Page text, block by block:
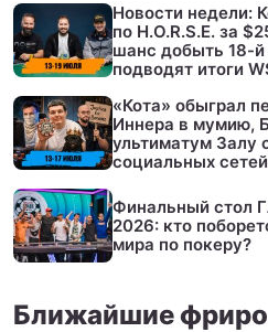
Новости недели:
по H.O.R.S.E. за
шанс добыть 18-й
подводят итоги
«Кота» обыграл
Иннера в мумию,
ультиматум Залу
социальных сетей
Финальный стол
2026: кто
мира по покеру?
Ближайшие